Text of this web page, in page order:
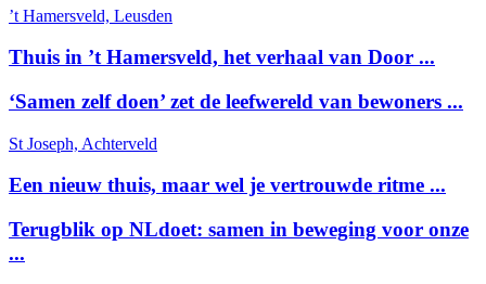
’t Hamersveld, Leusden
Thuis in ’t Hamersveld, het verhaal van Door ...
‘Samen zelf doen’ zet de leefwereld van bewoners ...
St Joseph, Achterveld
Een nieuw thuis, maar wel je vertrouwde ritme ...
Terugblik op NLdoet: samen in beweging voor onze
...